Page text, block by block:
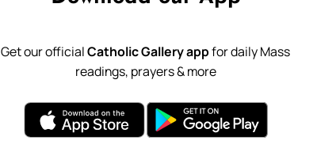
Get our officialCatholic Gallery appfor daily Mass
readings, prayers & more